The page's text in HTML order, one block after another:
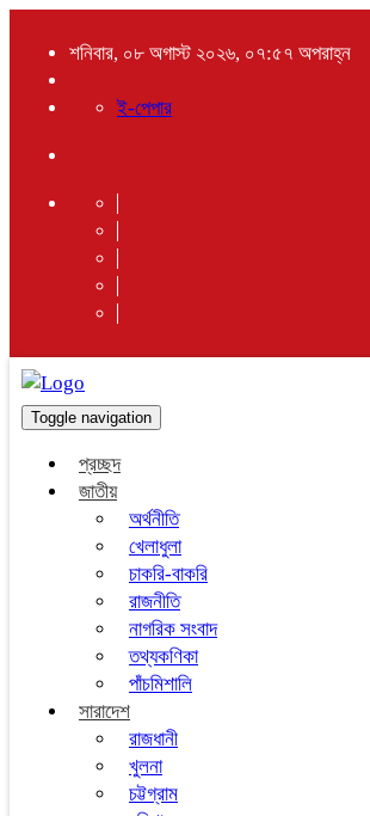
শনিবার, ০৮ অগাস্ট ২০২৬, ০৭:৫৭ অপরাহ্ন
ই-পেপার
Toggle navigation
প্রচ্ছদ
জাতীয়
অর্থনীতি
খেলাধুলা
চাকরি-বাকরি
রাজনীতি
নাগরিক সংবাদ
তথ্যকণিকা
পাঁচমিশালি
সারাদেশ
রাজধানী
খুলনা
চট্টগ্রাম